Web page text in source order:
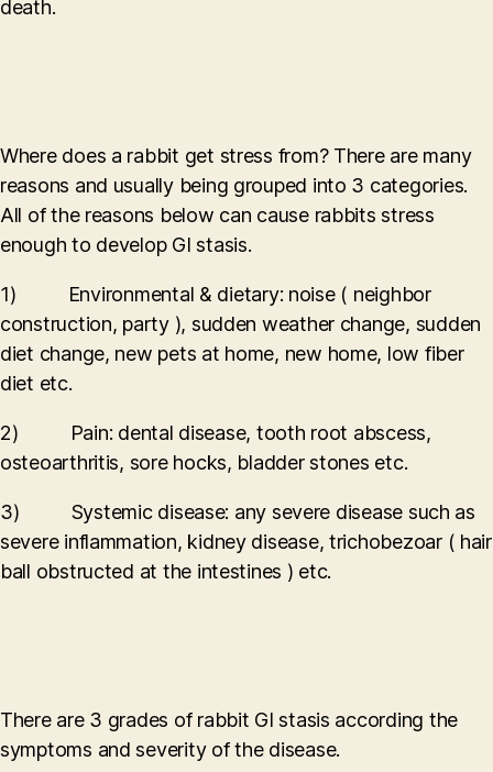
death.
Where does a rabbit get stress from? There are many
reasons and usually being grouped into 3 categories.
All of the reasons below can cause rabbits stress
enough to develop GI stasis.
1) Environmental & dietary: noise ( neighbor
construction, party ), sudden weather change, sudden
diet change, new pets at home, new home, low fiber
diet etc.
2) Pain: dental disease, tooth root abscess,
osteoarthritis, sore hocks, bladder stones etc.
3) Systemic disease: any severe disease such as
severe inflammation, kidney disease, trichobezoar ( hair
ball obstructed at the intestines ) etc.
There are 3 grades of rabbit GI stasis according the
symptoms and severity of the disease.